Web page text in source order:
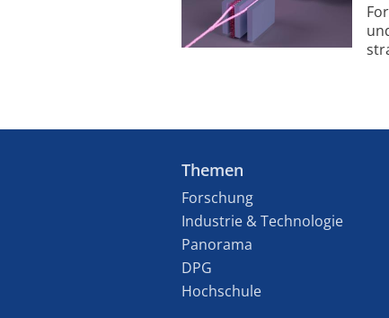
Themen
Forschung
Industrie & Technologie
Panorama
DPG
Hochschule